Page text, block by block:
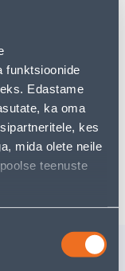
funktsioonide
Edastame
ka oma
kes
mida olete neile
teenuste
läbimõõt 12